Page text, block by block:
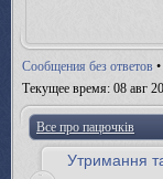
Сообщения без ответов •
Текущее время: 08 авг
Все про пацючків
Утримання